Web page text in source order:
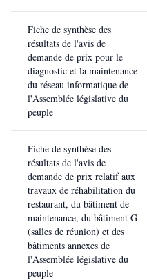
Fiche de synthèse des
résultats de l'avis de
demande de prix pour le
diagnostic et la maintenance
du réseau informatique de
l'Assemblée législative du
peuple
Fiche de synthèse des
résultats de l'avis de
demande de prix relatif aux
travaux de réhabilitation du
restaurant, du bâtiment de
maintenance, du bâtiment G
(salles de réunion) et des
bâtiments annexes de
l'Assemblée législative du
peuple